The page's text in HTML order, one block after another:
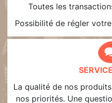
Toutes les
Possibilité de régler
La qualité de nos
nos priorités. Une